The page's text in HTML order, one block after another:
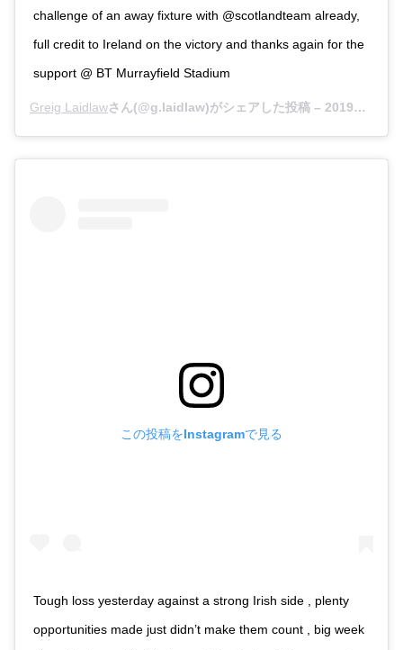
challenge of an away fixture with @scotlandteam already,
full credit to Ireland on the victory and thanks again for the
support @ BT Murrayfield Stadium
Greig Laidlawさん(@g.laidlaw)がシェアした投稿 – 2019年 2月月10日午前5時45分PST
この投稿をInstagramで見る
Tough loss yesterday against a strong Irish side , plenty
opportunities made just didn’t make them count , big week